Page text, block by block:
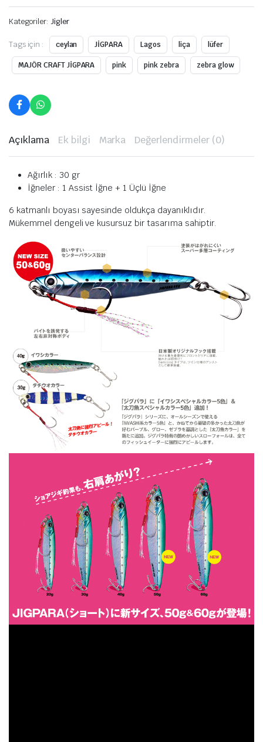
Kategoriler: Jigler
Tags için : ceylan JİGPARA Lagos liça lüfer
MAJÖR CRAFT JİGPARA pink pink zebra zebra glow
Açıklama Ek bilgi Marka Değerlendirmeler (0)
Ağırlık : 30 gr
İğneler : 1 Assist İğne + 1 Üçlü İğne
6 katmanlı boyası sayesinde oldukça dayanıklıdır.
Mükemmel dengeli ve kusursuz bir tasarıma sahiptir.